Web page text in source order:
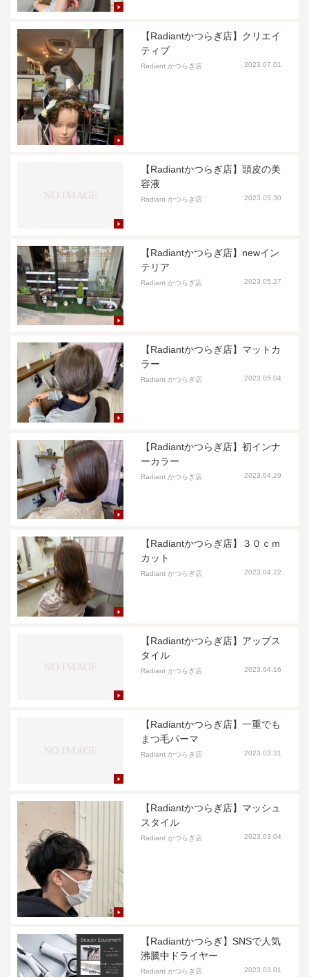
【Radiantかつらぎ店】クリエイ
ティブ
Radiant かつらぎ店 2023.07.01
【Radiantかつらぎ店】頭皮の美
容液
Radiant かつらぎ店 2023.05.30
【Radiantかつらぎ店】newイン
テリア
Radiant かつらぎ店 2023.05.27
【Radiantかつらぎ店】マットカ
ラー
Radiant かつらぎ店 2023.05.04
【Radiantかつらぎ店】初インナ
ーカラー
Radiant かつらぎ店 2023.04.29
【Radiantかつらぎ店】３０ｃｍ
カット
Radiant かつらぎ店 2023.04.22
【Radiantかつらぎ店】アップス
タイル
Radiant かつらぎ店 2023.04.16
【Radiantかつらぎ店】一重でも
まつ毛パーマ
Radiant かつらぎ店 2023.03.31
【Radiantかつらぎ店】マッシュ
スタイル
Radiant かつらぎ店 2023.03.04
【Radiantかつらぎ】SNSで人気
沸騰中ドライヤー
Radiant かつらぎ店 2023.03.01